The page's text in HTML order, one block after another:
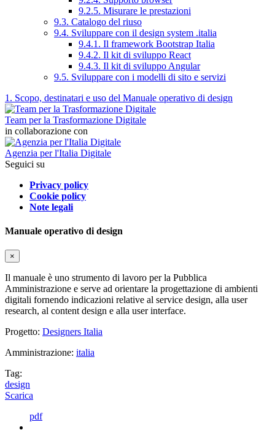
9.2.5. Misurare le prestazioni
9.3. Catalogo del riuso
9.4. Sviluppare con il design system .italia
9.4.1. Il framework Bootstrap Italia
9.4.2. Il kit di sviluppo React
9.4.3. Il kit di sviluppo Angular
9.5. Sviluppare con i modelli di sito e servizi
1. Scopo, destinatari e uso del Manuale operativo di design
Team per la Trasformazione Digitale
in collaborazione con
Agenzia per l'Italia Digitale
Seguici su
Privacy policy
Cookie policy
Note legali
Manuale operativo di design
×
Il manuale è uno strumento di lavoro per la Pubblica
Amministrazione e serve ad orientare la progettazione di ambienti
digitali fornendo indicazioni relative al service design, alla user
research, al content design e alla user interface.
Progetto: Designers Italia
Amministrazione: italia
Tag:
design
Scarica
pdf